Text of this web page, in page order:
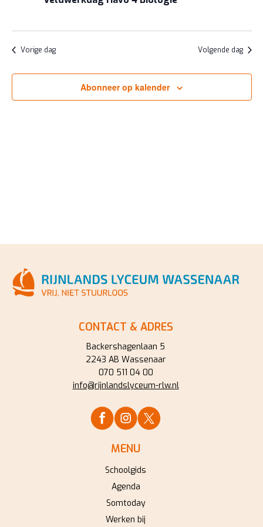
Vorige dag Volgende dag
Abonneer op kalender
CONTACT & ADRES
Backershagenlaan 5
2243 AB Wassenaar
070 511 04 00
info@rijnlandslyceum-rlw.nl
MENU
Schoolgids
Agenda
Somtoday
Werken bij